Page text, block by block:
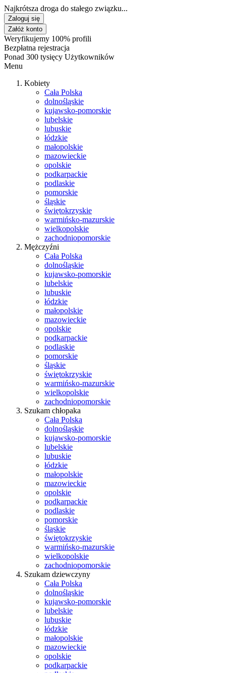
Najkrótsza droga do stałego związku...
Zaloguj się
Załóż konto
Weryfikujemy 100% profili
Bezpłatna rejestracja
Ponad 300 tysięcy Użytkowników
Menu
Kobiety
Cała Polska
dolnośląskie
kujawsko-pomorskie
lubelskie
lubuskie
łódzkie
małopolskie
mazowieckie
opolskie
podkarpackie
podlaskie
pomorskie
śląskie
świętokrzyskie
warmińsko-mazurskie
wielkopolskie
zachodniopomorskie
Mężczyźni
Cała Polska
dolnośląskie
kujawsko-pomorskie
lubelskie
lubuskie
łódzkie
małopolskie
mazowieckie
opolskie
podkarpackie
podlaskie
pomorskie
śląskie
świętokrzyskie
warmińsko-mazurskie
wielkopolskie
zachodniopomorskie
Szukam chłopaka
Cała Polska
dolnośląskie
kujawsko-pomorskie
lubelskie
lubuskie
łódzkie
małopolskie
mazowieckie
opolskie
podkarpackie
podlaskie
pomorskie
śląskie
świętokrzyskie
warmińsko-mazurskie
wielkopolskie
zachodniopomorskie
Szukam dziewczyny
Cała Polska
dolnośląskie
kujawsko-pomorskie
lubelskie
lubuskie
łódzkie
małopolskie
mazowieckie
opolskie
podkarpackie